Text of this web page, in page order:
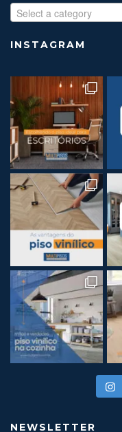
Select a category
INSTAGRAM
NEWSLETTER